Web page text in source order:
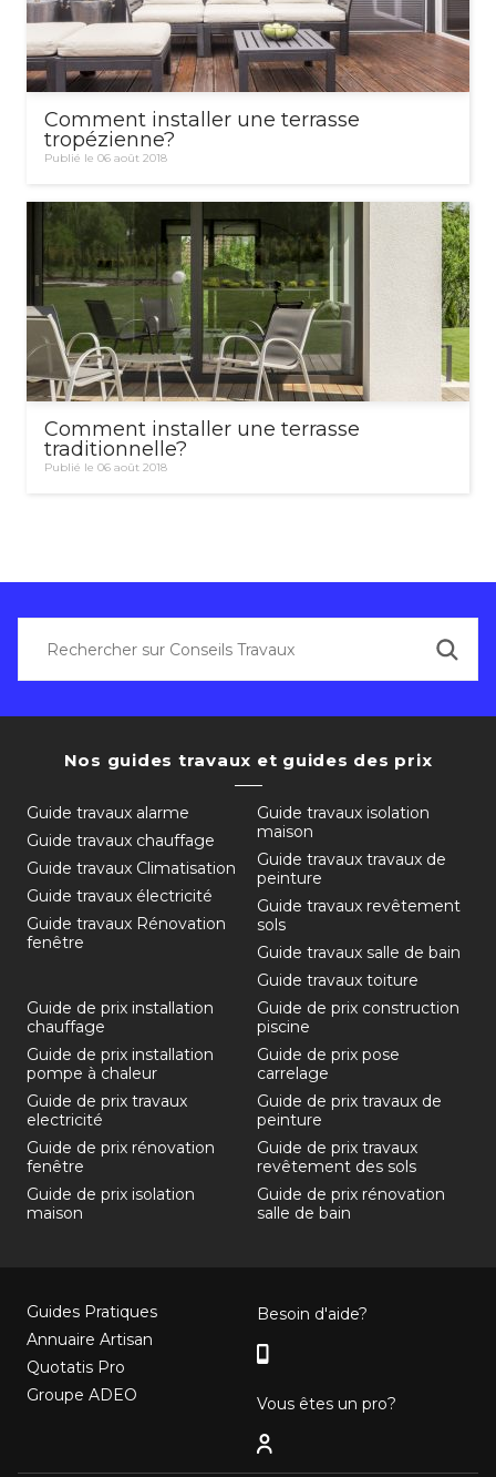
Comment installer une terrasse
tropézienne?
Publié le 06 août 2018
Comment installer une terrasse
traditionnelle?
Publié le 06 août 2018
Nos guides travaux et guides des prix
Guide travaux alarme
Guide travaux chauffage
Guide travaux Climatisation
Guide travaux électricité
Guide travaux Rénovation
fenêtre
Guide travaux isolation
maison
Guide travaux travaux de
peinture
Guide travaux revêtement
sols
Guide travaux salle de bain
Guide travaux toiture
Guide de prix installation
chauffage
Guide de prix installation
pompe à chaleur
Guide de prix travaux
electricité
Guide de prix rénovation
fenêtre
Guide de prix isolation
maison
Guide de prix construction
piscine
Guide de prix pose
carrelage
Guide de prix travaux de
peinture
Guide de prix travaux
revêtement des sols
Guide de prix rénovation
salle de bain
Guides Pratiques
Annuaire Artisan
Quotatis Pro
Groupe ADEO
Besoin d'aide?
Vous êtes un pro?